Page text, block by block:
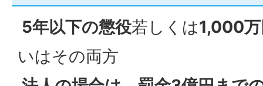
5年以下の懲役若しくは1,000
いはその両方